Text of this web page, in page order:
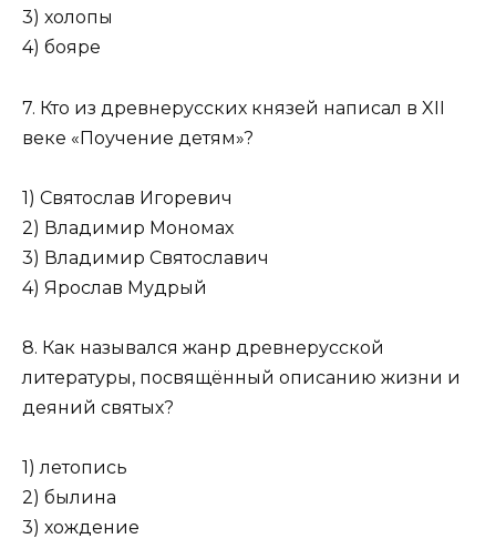
3) холопы
4) бояре
7. Кто из древнерусских князей написал в XII
веке «Поуче­ние детям»?
1) Святослав Игоревич
2) Владимир Мономах
3) Владимир Святославич
4) Ярослав Мудрый
8. Как назывался жанр древнерусской
литературы, посвящённый описанию жизни и
деяний святых?
1) летопись
2) былина
3) хождение